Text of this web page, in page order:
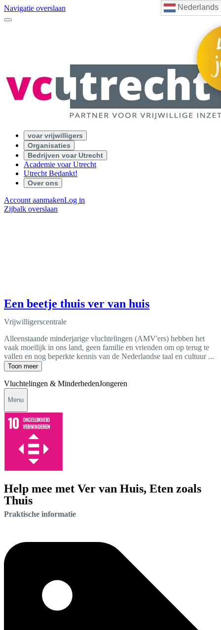
Nederlands
Navigatie overslaan
voar vrijwilligers
Organisaties
Bedrijven voar Utrecht
Academie voar Utrecht
Utrecht Bedankt!
Over ons
Account aanmakenLog in
Zijbalk overslaan
Een beetje thuis ver van huis
Vrijwilligerscentrale
Alleenstaande minderjarige vluchtelingen (AMV'ers) hebben het
vaak moeilijk in ons land, geen familie en vrienden om op terug te
vallen en nog beperkte kennis van de Nederlandse taal en cultuur ...
Toon meer
Vluchtelingen & MinderhedenJongeren
Menu
Help mee met Ver van Huis, Eten zoals
Thuis
Praktische informatie